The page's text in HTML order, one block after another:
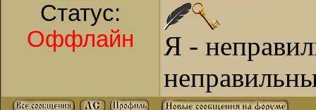
Статус:
Оффлайн
Я -